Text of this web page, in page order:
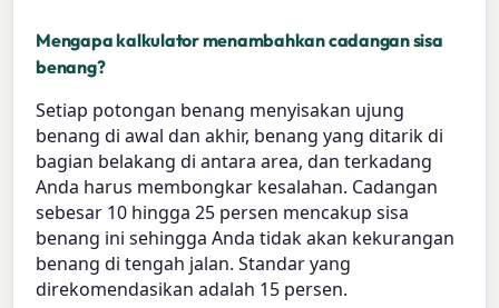
Mengapa kalkulator menambahkan cadangan sisa
benang?
Setiap potongan benang menyisakan ujung
benang di awal dan akhir, benang yang ditarik di
bagian belakang di antara area, dan terkadang
Anda harus membongkar kesalahan. Cadangan
sebesar 10 hingga 25 persen mencakup sisa
benang ini sehingga Anda tidak akan kekurangan
benang di tengah jalan. Standar yang
direkomendasikan adalah 15 persen.